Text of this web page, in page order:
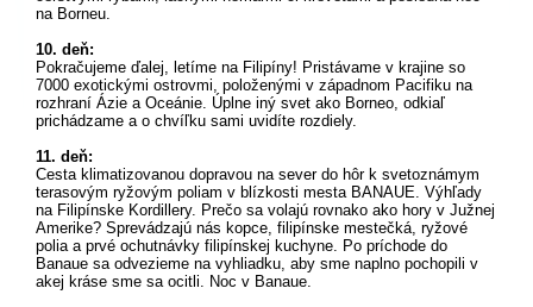
na Borneu.
10. deň:
Pokračujeme ďalej, letíme na Filipíny! Pristávame v krajine so
7000 exotickými ostrovmi, položenými v západnom Pacifiku na
rozhraní Ázie a Oceánie. Úplne iný svet ako Borneo, odkiaľ
prichádzame a o chvíľku sami uvidíte rozdiely.
11. deň:
Cesta klimatizovanou dopravou na sever do hôr k svetoznámym
terasovým ryžovým poliam v blízkosti mesta BANAUE. Výhľady
na Filipínske Kordillery. Prečo sa volajú rovnako ako hory v Južnej
Amerike? Sprevádzajú nás kopce, filipínske mestečká, ryžové
polia a prvé ochutnávky filipínskej kuchyne. Po príchode do
Banaue sa odvezieme na vyhliadku, aby sme naplno pochopili v
akej kráse sme sa ocitli. Noc v Banaue.